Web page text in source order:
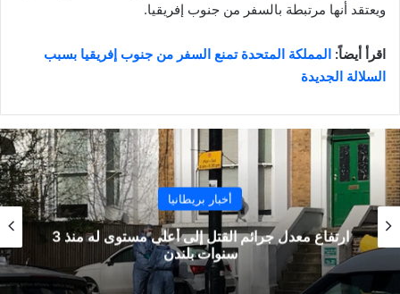
ويعتقد أنها مرتبطة بالسفر من جنوب إفريقيا.
اقرأ أيضاً: المملكة المتحدة تمنع السفر من جنوب إفريقيا بسبب
السلالة الجديدة
أخبار بريطانيا
ارتفاع معدل جرائم القتل إلى أعلى مستوى له منذ 3
سنوات بلندن